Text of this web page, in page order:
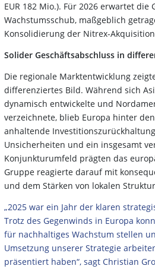
EUR 182 Mio.). Für 2026 erwartet
Wachstumsschub, maßgeblich
Konsolidierung der Nitrex-
Solider Geschäftsabschluss in
Die regionale Marktentwicklung
differenziertes Bild. Während sich
dynamisch entwickelte und
verzeichnete, blieb Europa hinter
anhaltende
Unsicherheiten und ein insgesamt
Konjunkturumfeld prägten das
Gruppe reagierte darauf mit
und dem Stärken von lokalen
„2025 war ein Jahr der klaren
Trotz des Gegenwinds in Europa
für nachhaltiges Wachstum stellen
Umsetzung unserer Strategie
präsentiert haben“, sagt Christian